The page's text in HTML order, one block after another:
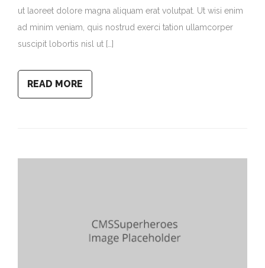
ut laoreet dolore magna aliquam erat volutpat. Ut wisi enim
ad minim veniam, quis nostrud exerci tation ullamcorper
suscipit lobortis nisl ut […]
READ MORE